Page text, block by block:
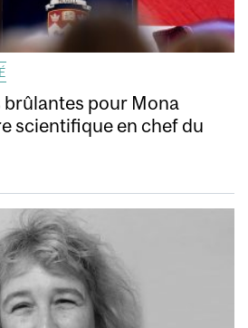
pour Mona
scientifique en chef du